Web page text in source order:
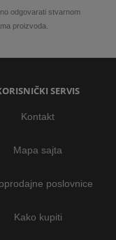
odgovarati stvarnom
proizvoda.
SERVIS
Kontakt
Mapa sajta
poslovnice
Kako kupiti